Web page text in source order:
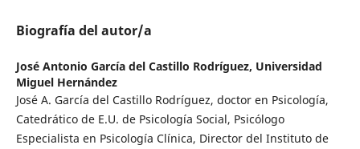
Biografía del autor/a
José Antonio García del Castillo Rodríguez, Universidad
Miguel Hernández
José A. García del Castillo Rodríguez, doctor en Psicología,
Catedrático de E.U. de Psicología Social, Psicólogo
Especialista en Psicología Clínica, Director del Instituto de